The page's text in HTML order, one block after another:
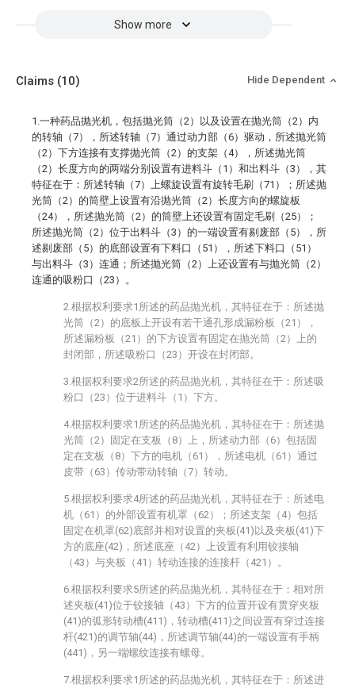
Show more
Claims (10) Hide Dependent
1.一种药品抛光机，包括抛光筒（2）以及设置在抛光筒（2）内
的转轴（7），所述转轴（7）通过动力部（6）驱动，所述抛光筒
（2）下方连接有支撑抛光筒（2）的支架（4），所述抛光筒
（2）长度方向的两端分别设置有进料斗（1）和出料斗（3），其
特征在于：所述转轴（7）上螺旋设置有旋转毛刷（71）；所述抛
光筒（2）的筒壁上设置有沿抛光筒（2）长度方向的螺旋板
（24），所述抛光筒（2）的筒壁上还设置有固定毛刷（25）；
所述抛光筒（2）位于出料斗（3）的一端设置有剔废部（5），所
述剔废部（5）的底部设置有下料口（51），所述下料口（51）
与出料斗（3）连通；所述抛光筒（2）上还设置有与抛光筒（2）
连通的吸粉口（23）。
2.根据权利要求1所述的药品抛光机，其特征在于：所述抛
光筒（2）的底板上开设有若干通孔形成漏粉板（21），
所述漏粉板（21）的下方设置有固定在抛光筒（2）上的
封闭部，所述吸粉口（23）开设在封闭部。
3.根据权利要求2所述的药品抛光机，其特征在于：所述吸
粉口（23）位于进料斗（1）下方。
4.根据权利要求1所述的药品抛光机，其特征在于：所述抛
光筒（2）固定在支板（8）上，所述动力部（6）包括固
定在支板（8）下方的电机（61），所述电机（61）通过
皮带（63）传动带动转轴（7）转动。
5.根据权利要求4所述的药品抛光机，其特征在于：所述电
机（61）的外部设置有机罩（62）；所述支架（4）包括
固定在机罩(62)底部并相对设置的夹板(41)以及夹板(41)下
方的底座(42)，所述底座（42）上设置有利用铰接轴
（43）与夹板（41）转动连接的连接杆（421）。
6.根据权利要求5所述的药品抛光机，其特征在于：相对所
述夹板(41)位于铰接轴（43）下方的位置开设有贯穿夹板
(41)的弧形转动槽(411)，转动槽(411)之间设置有穿过连接
杆(421)的调节轴(44)，所述调节轴(44)的一端设置有手柄
(441)，另一端螺纹连接有螺母。
7.根据权利要求1所述的药品抛光机，其特征在于：所述进